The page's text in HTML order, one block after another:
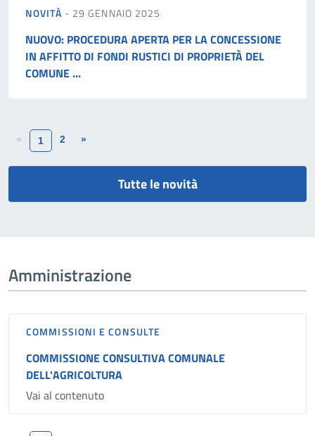
NOVITÀ - 29 GENNAIO 2025
NUOVO: PROCEDURA APERTA PER LA CONCESSIONE
IN AFFITTO DI FONDI RUSTICI DI PROPRIETÀ DEL
COMUNE ...
« 1 2 »
Tutte le novità
Amministrazione
COMMISSIONI E CONSULTE
COMMISSIONE CONSULTIVA COMUNALE
DELL'AGRICOLTURA
Vai al contenuto